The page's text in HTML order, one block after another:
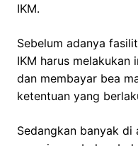
IKM.
Sebelum adanya
IKM harus
dan membayar bea
ketentuan yang
Sedangkan banyak